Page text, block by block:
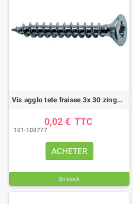
Vis agglo tete fraisee 3x 30 zingue (boite de 400)
0,02 € TTC
101-108777
ACHETER
En stock